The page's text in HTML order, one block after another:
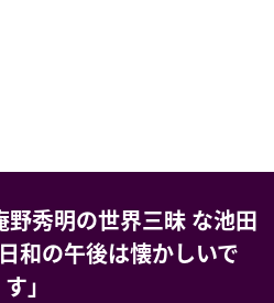
秀明の世界三昧 な池田
和の午後は懐かしいで
す」